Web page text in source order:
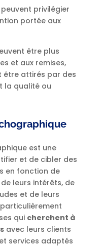
privilégier
portée aux
être plus
et aux remises,
être attirés par des
la qualité ou
est une
et de cibler des
en fonction de
leurs intérêts, de
et de leurs
qui cherchent à
avec leurs clients
services adaptés